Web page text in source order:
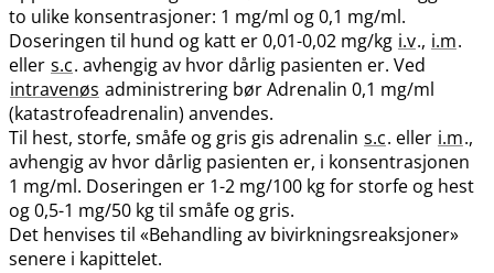
to ulike konsentrasjoner: 1 mg/ml og 0,1 mg​/​ml.
Doseringen til hund og katt er 0,01-0,02 mg/kg i.v., i.m.
eller s.c. avhengig av hvor dårlig pasienten er. Ved
intravenøs administrering bør Adrenalin 0,1 mg/ml
(katastrofeadrenalin) anvendes.
Til hest, storfe, småfe og gris gis adrenalin s.c. eller i.m.,
avhengig av hvor dårlig pasienten er, i konsentrasjonen
1 mg​/​ml. Doseringen er 1-2 mg/100 kg for storfe og hest
og 0,5-1 mg/50 kg til småfe og gris.
Det henvises til «Behandling av bivirkningsreaksjoner»
senere i kapittelet.